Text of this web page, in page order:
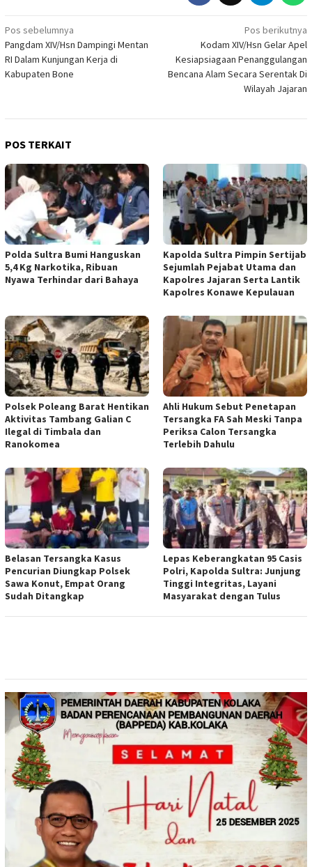
Navigasi
pos
Pos sebelumnya
Pangdam XIV/Hsn Dampingi Mentan
RI Dalam Kunjungan Kerja di
Kabupaten Bone
Pos berikutnya
Kodam XIV/Hsn Gelar Apel
Kesiapsiagaan Penanggulangan
Bencana Alam Secara Serentak Di
Wilayah Jajaran
POS TERKAIT
Polda Sultra Bumi Hanguskan
5,4 Kg Narkotika, Ribuan
Nyawa Terhindar dari Bahaya
Kapolda Sultra Pimpin Sertijab
Sejumlah Pejabat Utama dan
Kapolres Jajaran Serta Lantik
Kapolres Konawe Kepulauan
Polsek Poleang Barat Hentikan
Aktivitas Tambang Galian C
Ilegal di Timbala dan
Ranokomea
Ahli Hukum Sebut Penetapan
Tersangka FA Sah Meski Tanpa
Periksa Calon Tersangka
Terlebih Dahulu
Belasan Tersangka Kasus
Pencurian Diungkap Polsek
Sawa Konut, Empat Orang
Sudah Ditangkap
Lepas Keberangkatan 95 Casis
Polri, Kapolda Sultra: Junjung
Tinggi Integritas, Layani
Masyarakat dengan Tulus